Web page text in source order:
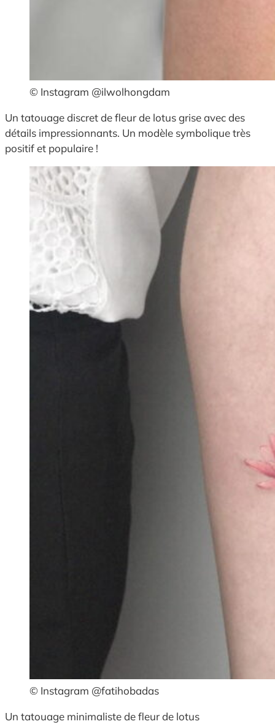
© Instagram @ilwolhongdam
Un tatouage discret de fleur de lotus grise avec des
détails impressionnants. Un modèle symbolique très
positif et populaire !
© Instagram @fatihobadas
Un tatouage minimaliste de fleur de lotus